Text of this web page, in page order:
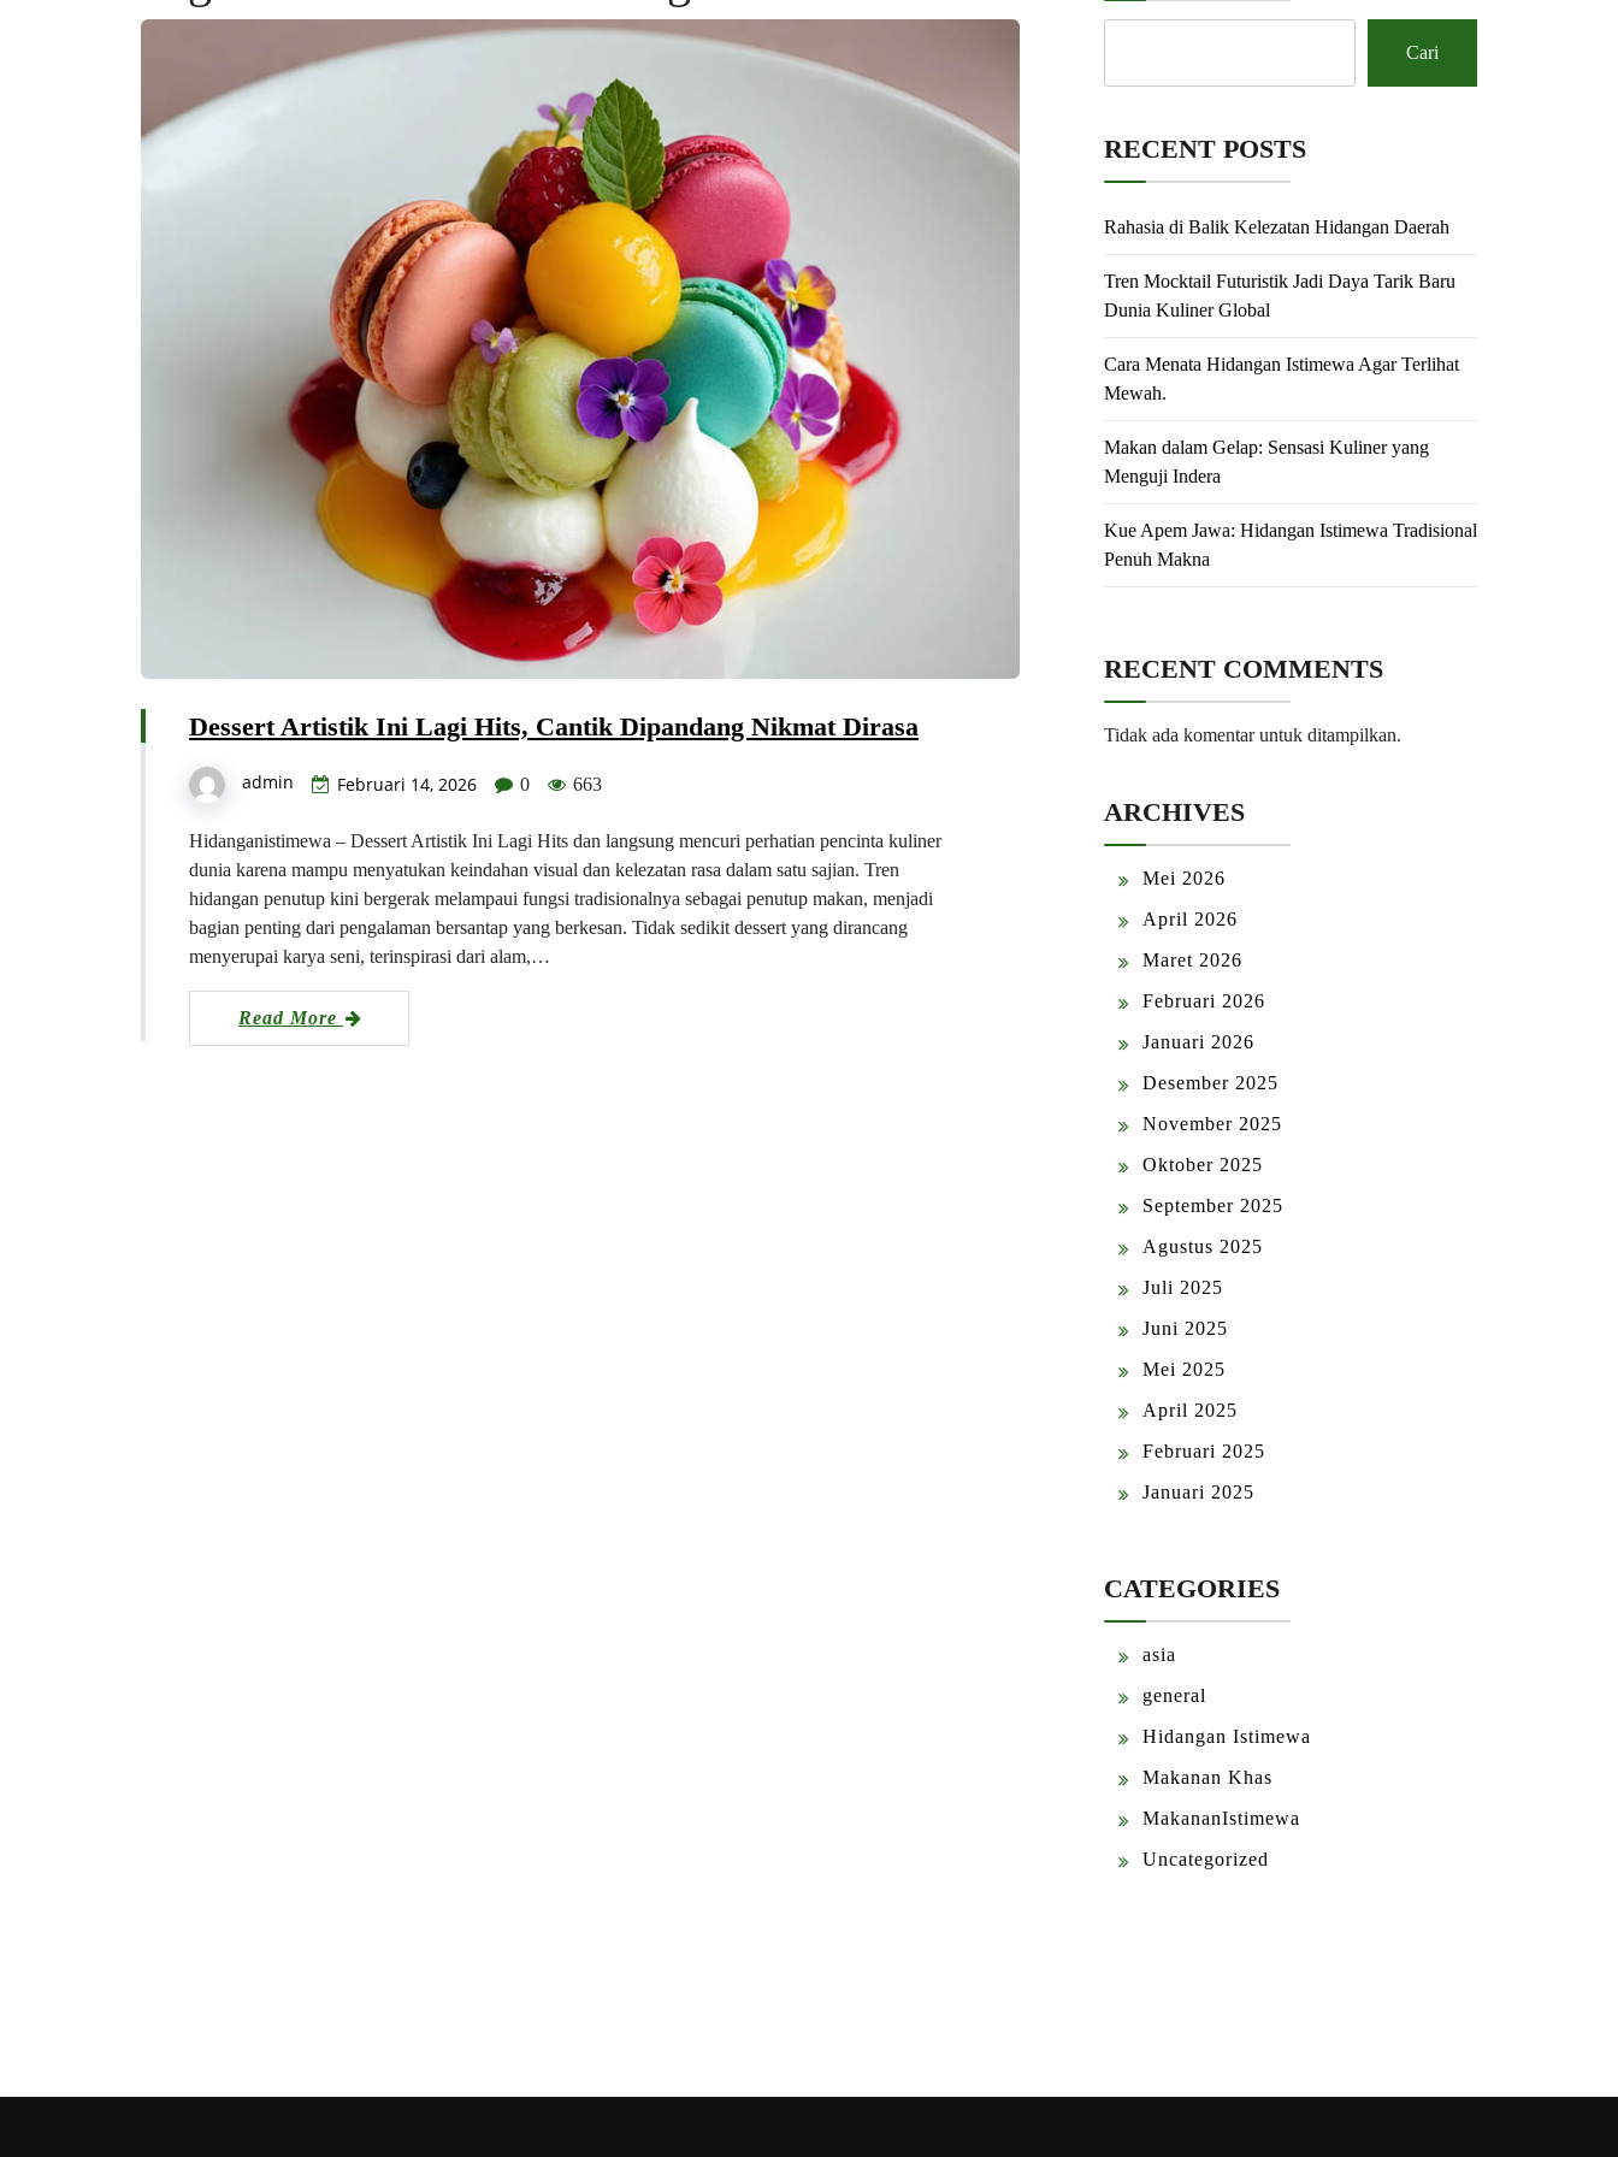
Dessert Artistik Ini Lagi Hits, Cantik Dipandang Nikmat Dirasa
admin Februari 14, 2026 0 663
Hidanganistimewa – Dessert Artistik Ini Lagi Hits dan langsung mencuri perhatian pencinta kuliner
dunia karena mampu menyatukan keindahan visual dan kelezatan rasa dalam satu sajian. Tren
hidangan penutup kini bergerak melampaui fungsi tradisionalnya sebagai penutup makan, menjadi
bagian penting dari pengalaman bersantap yang berkesan. Tidak sedikit dessert yang dirancang
menyerupai karya seni, terinspirasi dari alam,…
Read More
Cari
RECENT POSTS
Rahasia di Balik Kelezatan Hidangan Daerah
Tren Mocktail Futuristik Jadi Daya Tarik Baru
Dunia Kuliner Global
Cara Menata Hidangan Istimewa Agar Terlihat
Mewah.
Makan dalam Gelap: Sensasi Kuliner yang
Menguji Indera
Kue Apem Jawa: Hidangan Istimewa Tradisional
Penuh Makna
RECENT COMMENTS
Tidak ada komentar untuk ditampilkan.
ARCHIVES
Mei 2026
April 2026
Maret 2026
Februari 2026
Januari 2026
Desember 2025
November 2025
Oktober 2025
September 2025
Agustus 2025
Juli 2025
Juni 2025
Mei 2025
April 2025
Februari 2025
Januari 2025
CATEGORIES
asia
general
Hidangan Istimewa
Makanan Khas
MakananIstimewa
Uncategorized